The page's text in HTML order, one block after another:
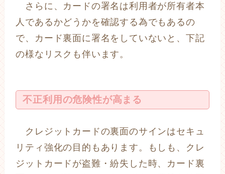
さらに、カードの署名は利用者が所有者本
人であるかどうかを確認する為でもあるの
で、カード裏面に署名をしていないと、下記
の様なリスクも伴います。
不正利用の危険性が高まる
クレジットカードの裏面のサインはセキュ
リティ強化の目的もあります。もしも、クレ
ジットカードが盗難・紛失した時、カード裏